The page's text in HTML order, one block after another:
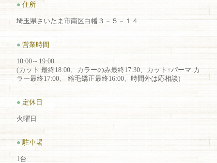
● 住所
埼玉県さいたま市南区白幡３－５－１４
● 営業時間
10:00～19:00
(カット 最終18:00、カラーのみ最終17:30、カット+パーマ.カ
ラー最終17:00、 縮毛矯正最終16:00、時間外は応相談)
● 定休日
火曜日
●駐車場
1台